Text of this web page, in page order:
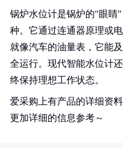
锅炉水位计是锅炉的"眼睛
种。它通过连通器原理或
就像汽车的油量表，它能
全运行。现代智能水位计
终保持理想工作状态。
爱采购上有产品的详细资
更加详细的信息参考～